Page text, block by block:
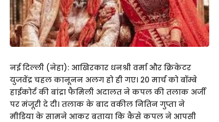
नई दिल्ली (नेहा): आखिरकार धनश्री वर्मा और क्रिकेटर
युजवेंद्र चहल कानूनन अलग हो ही गए। 20 मार्च को बॉम्बे
हाईकोर्ट की बांद्रा फैमिली अदालत ने कपल की तलाक अर्जी
पर मंजूरी दे दी। तलाक के बाद वकील नितिन गुप्ता ने
मीडिया के सामने आकर बताया कि कैसे कपल ने आपसी